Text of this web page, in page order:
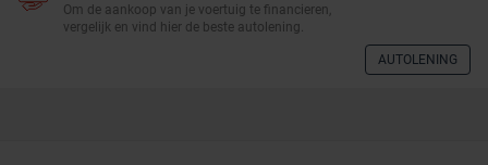
Om de aankoop van je voertuig te financieren,
vergelijk en vind hier de beste autolening.
AUTOLENING